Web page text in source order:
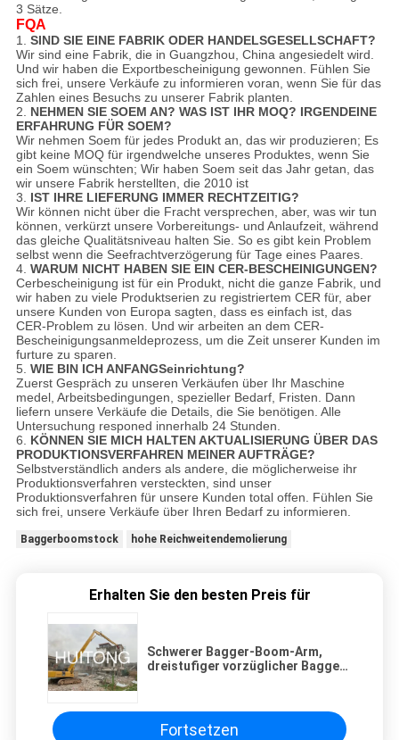
3 Sätze.
FQA
1. SIND SIE EINE FABRIK ODER HANDELSGESELLSCHAFT?
Wir sind eine Fabrik, die in Guangzhou, China angesiedelt wird.
Und wir haben die Exportbescheinigung gewonnen. Fühlen Sie
sich frei, unsere Verkäufe zu informieren voran, wenn Sie für das
Zahlen eines Besuchs zu unserer Fabrik planten.
2. NEHMEN SIE SOEM AN? WAS IST IHR MOQ? IRGENDEINE
ERFAHRUNG FÜR SOEM?
Wir nehmen Soem für jedes Produkt an, das wir produzieren; Es
gibt keine MOQ für irgendwelche unseres Produktes, wenn Sie
ein Soem wünschten; Wir haben Soem seit das Jahr getan, das
wir unsere Fabrik herstellten, die 2010 ist
3. IST IHRE LIEFERUNG IMMER RECHTZEITIG?
Wir können nicht über die Fracht versprechen, aber, was wir tun
können, verkürzt unsere Vorbereitungs- und Anlaufzeit, während
das gleiche Qualitätsniveau halten Sie. So es gibt kein Problem
selbst wenn die Seefrachtverzögerung für Tage eines Paares.
4. WARUM NICHT HABEN SIE EIN CER-BESCHEINIGUNGEN?
Cerbescheinigung ist für ein Produkt, nicht die ganze Fabrik, und
wir haben zu viele Produktserien zu registriertem CER für, aber
unsere Kunden von Europa sagten, dass es einfach ist, das
CER-Problem zu lösen. Und wir arbeiten an dem CER-
Bescheinigungsanmeldeprozess, um die Zeit unserer Kunden im
furture zu sparen.
5. WIE BIN ICH ANFANGSeinrichtung?
Zuerst Gespräch zu unseren Verkäufen über Ihr Maschine
medel, Arbeitsbedingungen, spezieller Bedarf, Fristen. Dann
liefern unsere Verkäufe die Details, die Sie benötigen. Alle
Untersuchung responed innerhalb 24 Stunden.
6. KÖNNEN SIE MICH HALTEN AKTUALISIERUNG ÜBER DAS
PRODUKTIONSVERFAHREN MEINER AUFTRÄGE?
Selbstverständlich anders als andere, die möglicherweise ihr
Produktionsverfahren versteckten, sind unser
Produktionsverfahren für unsere Kunden total offen. Fühlen Sie
sich frei, unsere Verkäufe über Ihren Bedarf zu informieren.
Baggerboomstock hohe Reichweitendemolierung
Erhalten Sie den besten Preis für
Schwerer Bagger-Boom-Arm,
dreistufiger vorzüglicher Bagger-
Fortsetzen